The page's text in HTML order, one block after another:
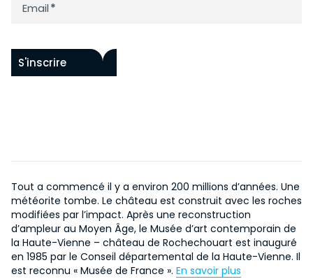
Email*
S'inscrire
Tout a commencé il y a environ 200 millions d’années. Une
météorite tombe. Le château est construit avec les roches
modifiées par l’impact. Après une reconstruction
d’ampleur au Moyen Âge, le Musée d’art contemporain de
la Haute-Vienne – château de Rochechouart est inauguré
en 1985 par le Conseil départemental de la Haute-Vienne. Il
est reconnu « Musée de France ». En savoir plus